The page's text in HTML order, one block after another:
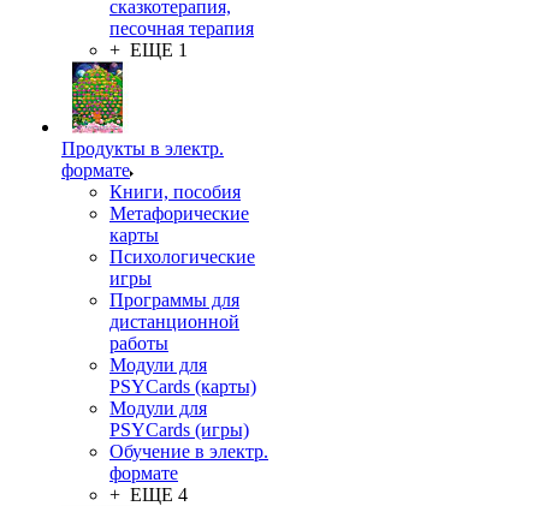
сказкотерапия,
песочная терапия
+ ЕЩЕ 1
Продукты в электр.
формате
Книги, пособия
Метафорические
карты
Психологические
игры
Программы для
дистанционной
работы
Модули для
PSYCards (карты)
Модули для
PSYCards (игры)
Обучение в электр.
формате
+ ЕЩЕ 4